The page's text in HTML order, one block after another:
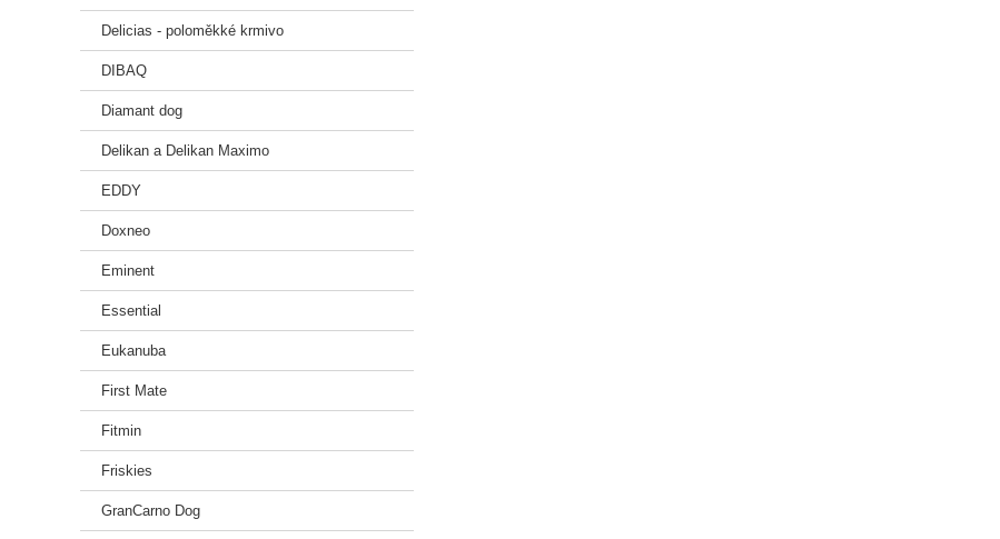
Delicias - poloměkké krmivo
DIBAQ
Diamant dog
Delikan a Delikan Maximo
EDDY
Doxneo
Eminent
Essential
Eukanuba
First Mate
Fitmin
Friskies
GranCarno Dog